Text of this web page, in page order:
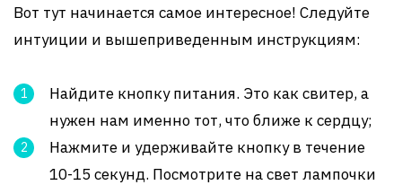
Вот тут начинается самое интересное! Следуйте
интуиции и вышеприведенным инструкциям:
Найдите кнопку питания. Это как свитер, а
нужен нам именно тот, что ближе к сердцу;
Нажмите и удерживайте кнопку в течение
10-15 секунд. Посмотрите на свет лампочки